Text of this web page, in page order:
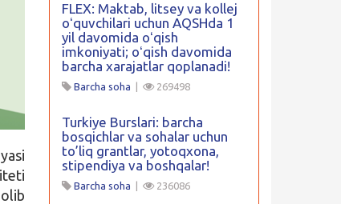
FLEX: Maktab, litsey va kollej
oʻquvchilari uchun AQSHda 1
yil davomida oʻqish
imkoniyati; oʻqish davomida
barcha xarajatlar qoplanadi!
Barcha soha 269498
Turkiye Burslari: barcha
bosqichlar va sohalar uchun
to’liq grantlar, yotoqxona,
stipendiya va boshqalar!
Barcha soha 236086